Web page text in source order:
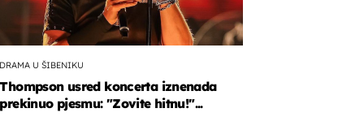
DRAMA U ŠIBENIKU
Thompson usred koncerta iznenada
prekinuo pjesmu: "Zovite hitnu!"...